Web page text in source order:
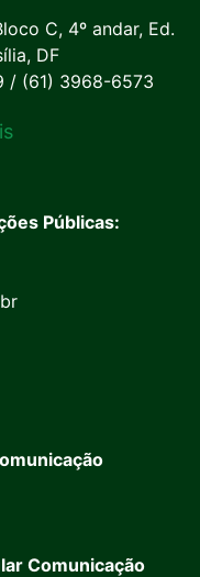
C, 4º andar, Ed.
DF
/ (61) 3968-6573
Públicas:
Comunicação